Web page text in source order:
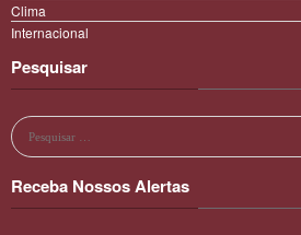
Clima
Internacional
Pesquisar
Receba Nossos Alertas